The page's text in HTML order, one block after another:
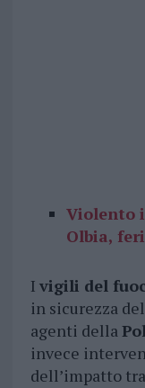
Violento
Olbia,
I vigili del
in sicurezza
agenti della
invece
dell’impatto